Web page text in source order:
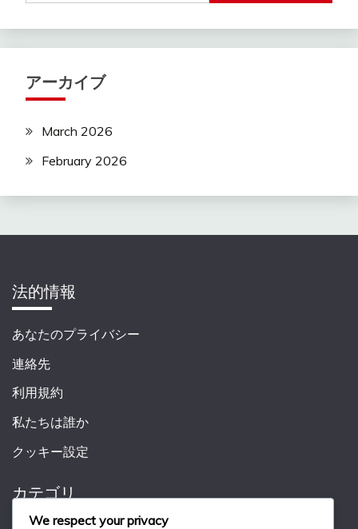
アーカイブ
March 2026
February 2026
法的情報
あなたのプライバシー
連絡先
利用規約
私たちは誰か
クッキー設定
カテゴリ
We respect your privacy